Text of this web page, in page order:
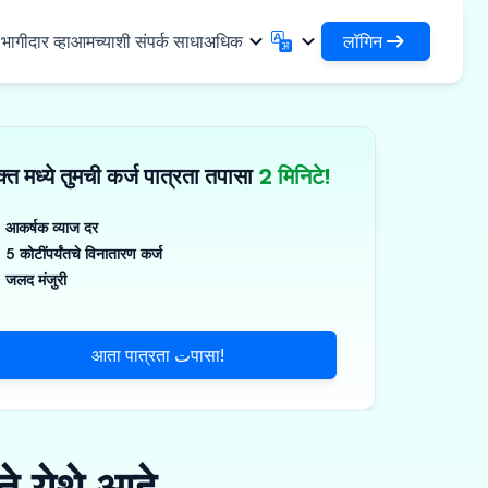
शेअर करा
आणि औद्योगिक रसायने
लहान उपकरणे
व्हाआमच्याशी संपर्क साधाअधिक
हिन्दी
தமிழ்
Tamil
తెలుగు
Telugu
বাংলা
മലയാളം
लॉगिन
DSA म्हणून लॉगिन करा
मध्ये तुमची कर्ज पात्रता तपासा 2 मिनिटे!
आकर्षक व्याज दर
5 कोटींपर्यंतचे विनातारण कर्ज
जलद मंजुरी
आता पात्रता تपासा!